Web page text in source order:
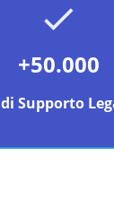
+50.000
Supporto